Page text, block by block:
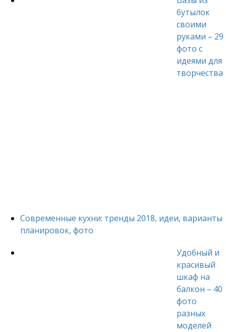
бутылок
своими
руками – 29
фото с
идеями для
творчества
Современные кухни: тренды 2018, идеи, варианты
планировок, фото
Удобный и
красивый
шкаф на
балкон – 40
фото
разных
моделей